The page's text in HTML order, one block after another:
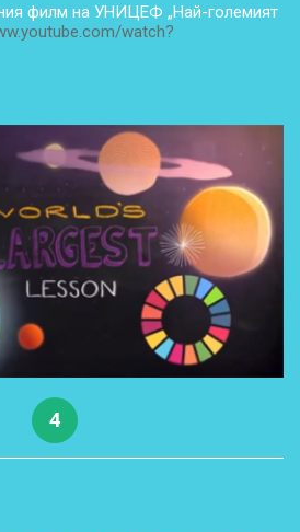
филм на УНИЦЕФ „Най-големият
watch?
4